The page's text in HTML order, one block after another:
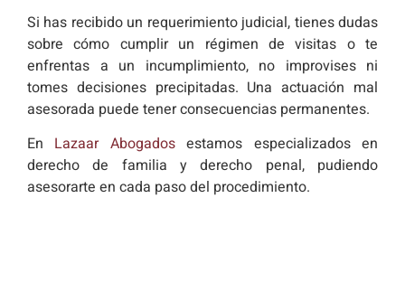
Si has recibido un requerimiento judicial, tienes dudas
sobre cómo cumplir un régimen de visitas o te
enfrentas a un incumplimiento, no improvises ni
tomes decisiones precipitadas. Una actuación mal
asesorada puede tener consecuencias permanentes.
En Lazaar Abogadosestamos especializados en
derecho de familia y derecho penal, pudiendo
asesorarte en cada paso del procedimiento.